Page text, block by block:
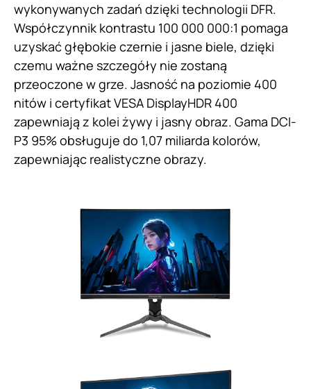
wykonywanych zadań dzięki technologii DFR.
Współczynnik kontrastu 100 000 000:1 pomaga
uzyskać głębokie czernie i jasne biele, dzięki
czemu ważne szczegóły nie zostaną
przeoczone w grze. Jasność na poziomie 400
nitów i certyfikat VESA DisplayHDR 400
zapewniają z kolei żywy i jasny obraz. Gama DCI-
P3 95% obsługuje do 1,07 miliarda kolorów,
zapewniając realistyczne obrazy.